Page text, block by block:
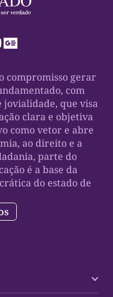
compromisso gerar
com
jovialidade, que visa
clara e objetiva
como vetor e abre
ao direito e a
parte do
é a base da
do estado de